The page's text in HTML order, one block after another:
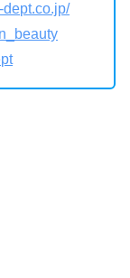
dept.co.jp/